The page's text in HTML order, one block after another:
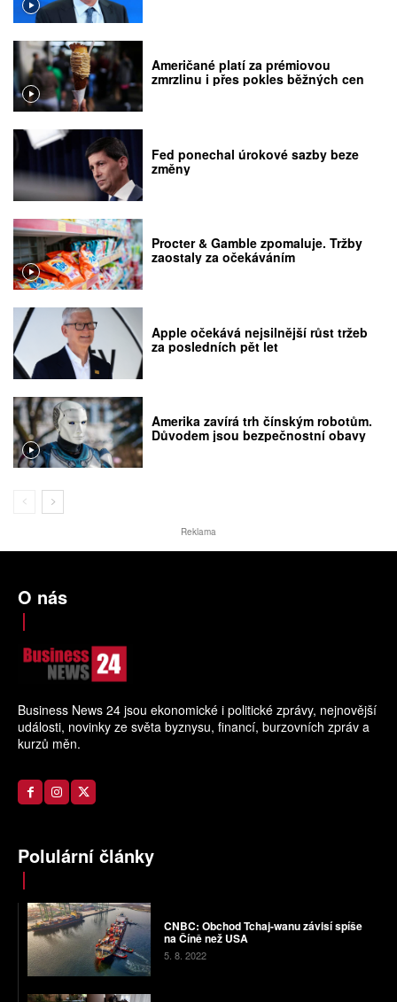
Američané platí za prémiovou
zmrzlinu i přes pokles běžných cen
Fed ponechal úrokové sazby beze
změny
Procter & Gamble zpomaluje. Tržby
zaostaly za očekáváním
Apple očekává nejsilnější růst tržeb
za posledních pět let
Amerika zavírá trh čínským robotům.
Důvodem jsou bezpečnostní obavy
Reklama
O nás
Business News 24 jsou ekonomické i politické zprávy, nejnovější
události, novinky ze světa byznysu, financí, burzovních zpráv a
kurzů měn.
Polulární články
CNBC: Obchod Tchaj-wanu závisí spíše
na Číně než USA
5. 8. 2022